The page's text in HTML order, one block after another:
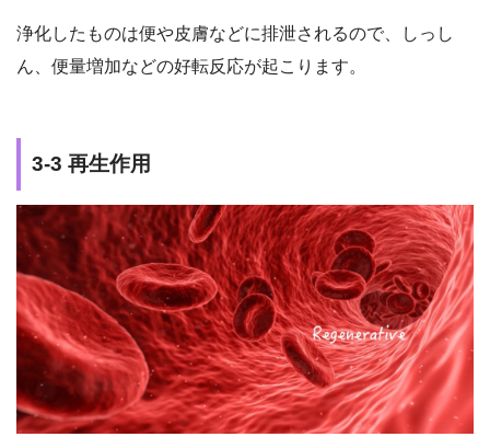
浄化したものは便や皮膚などに排泄されるので、しっし
ん、便量増加などの好転反応が起こります。
3-3 再生作用